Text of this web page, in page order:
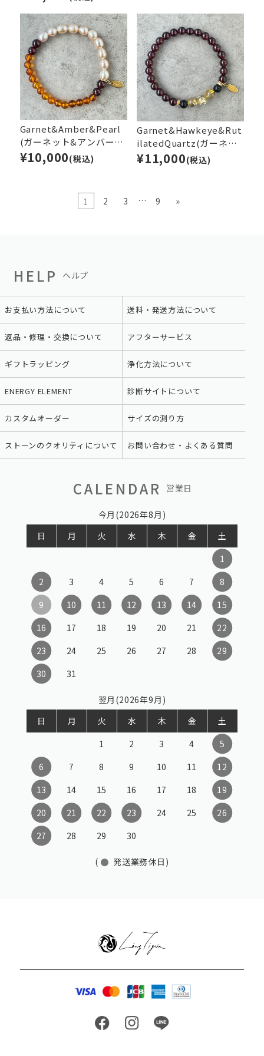
Garnet&Amber&Pearl
(ガーネット&アンバー&
パール)
¥10,000(税込)
Garnet&Hawkeye&Rut
ilatedQuartz(ガーネッ
ト&ホークアイ&ルチルク
オーツ)
¥11,000(税込)
1 2 3 … 9 »
HELP ヘルプ
お支払い方法について 送料・発送方法について
返品・修理・交換について アフターサービス
ギフトラッピング 浄化方法について
ENERGY ELEMENT 診断サイトについて
カスタムオーダー サイズの測り方
ストーンのクオリティについて お問い合わせ・よくある質問
CALENDAR 営業日
今月(2026年8月)
日
月 火 水 木 金
土
1
2
3 4 5 6 7
8
9
10 11 12 13 14
15
16
17 18 19 20 21
22
23
24 25 26 27 28
29
30
31
翌月(2026年9月)
日
月 火 水 木 金
土
1
2 3 4
5
6
7 8 9 10 11
12
13
14 15 16 17 18
19
20
21 22 23 24 25
26
27
28 29 30
( 発送業務休日)